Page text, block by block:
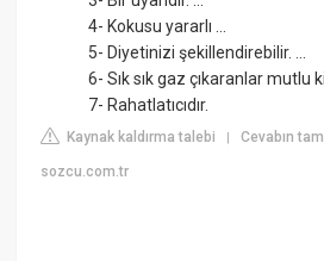
4- Kokusu yararlı ...
5- Diyetinizi şekillendirebilir. ...
6- Sık sık gaz çıkaranlar mutlu
7- Rahatlatıcıdır.
Kaynak kaldırma talebi |Cevabın
sozcu.com.tr